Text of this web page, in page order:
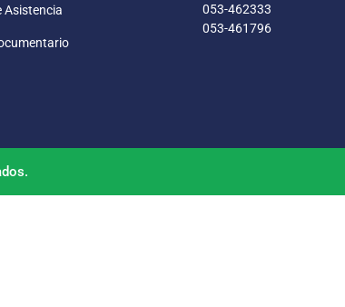
Asistencia
053-462333
053-461796